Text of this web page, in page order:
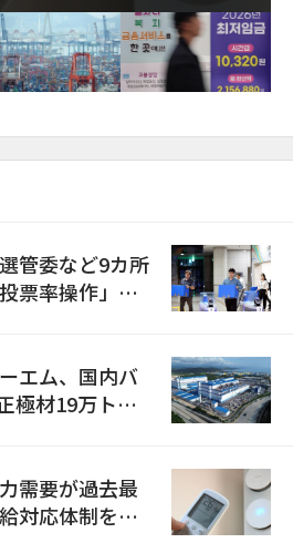
管委など9カ所
票率操作」の
エム、国内バ
極材19万トン
需要が過去最
対応体制を点